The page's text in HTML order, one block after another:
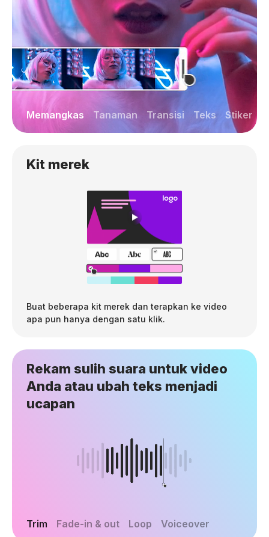
Memangkas Tanaman Transisi Teks Stiker
Rekam sulih suara untuk video
Anda atau ubah teks menjadi
ucapan
Trim Fade-in & out Loop Voiceover
Kit merek
Buat beberapa kit merek dan terapkan ke video
apa pun hanya dengan satu klik.